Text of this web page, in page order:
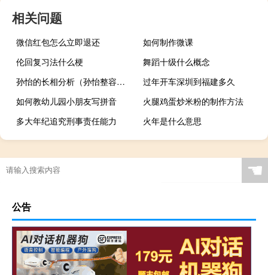
相关问题
微信红包怎么立即退还
如何制作微课
伦回复习法什么梗
舞蹈十级什么概念
孙怡的长相分析（孙怡整容前后）
过年开车深圳到福建多久
如何教幼儿园小朋友写拼音
火腿鸡蛋炒米粉的制作方法
多大年纪追究刑事责任能力
火年是什么意思
☚
公告